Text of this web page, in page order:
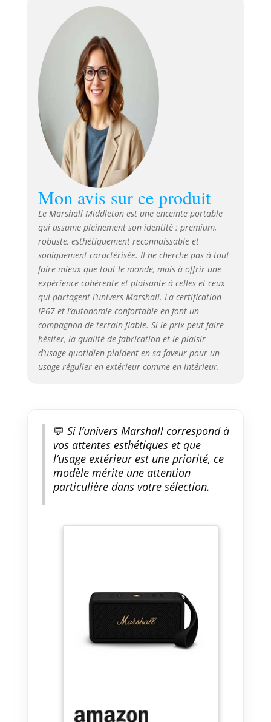
charge. Et si votre session devait
se prolonger, 4,5 heures de
charge lui suffisent à retrouver
toute son énergie. Connectez-
vous à plusieurs Middleton pour
amplifier votre son et vous offrir
une session Stack à plusieurs
enceintes. Empilez-les ou
répartissez-les pour remplir
votre ou vos espaces d’un son
puissant. Middleton est
composée à 55 % de plastique
recyclé à partir d’appareils
électroniques usagés, de
bouteilles d’eau et de feux
automobiles. Garantie sans PVC.
Mon avis sur ce produit
Le Marshall Middleton est une enceinte portable
qui assume pleinement son identité : premium,
robuste, esthétiquement reconnaissable et
soniquement caractérisée. Il ne cherche pas à tout
faire mieux que tout le monde, mais à offrir une
expérience cohérente et plaisante à celles et ceux
qui partagent l’univers Marshall. La certification
IP67 et l’autonomie confortable en font un
compagnon de terrain fiable. Si le prix peut faire
hésiter, la qualité de fabrication et le plaisir
d’usage quotidien plaident en sa faveur pour un
usage régulier en extérieur comme en intérieur.
💬 Si l’univers Marshall correspond à
vos attentes esthétiques et que
l’usage extérieur est une priorité, ce
modèle mérite une attention
particulière dans votre sélection.